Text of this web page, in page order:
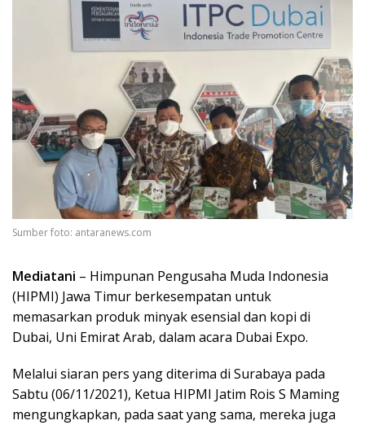
Sumber foto: antaranews.com
Mediatani – Himpunan Pengusaha Muda Indonesia
(HIPMI) Jawa Timur berkesempatan untuk
memasarkan produk minyak esensial dan kopi di
Dubai, Uni Emirat Arab, dalam acara Dubai Expo.
Melalui siaran pers yang diterima di Surabaya pada
Sabtu (06/11/2021), Ketua HIPMI Jatim Rois S Maming
mengungkapkan, pada saat yang sama, mereka juga